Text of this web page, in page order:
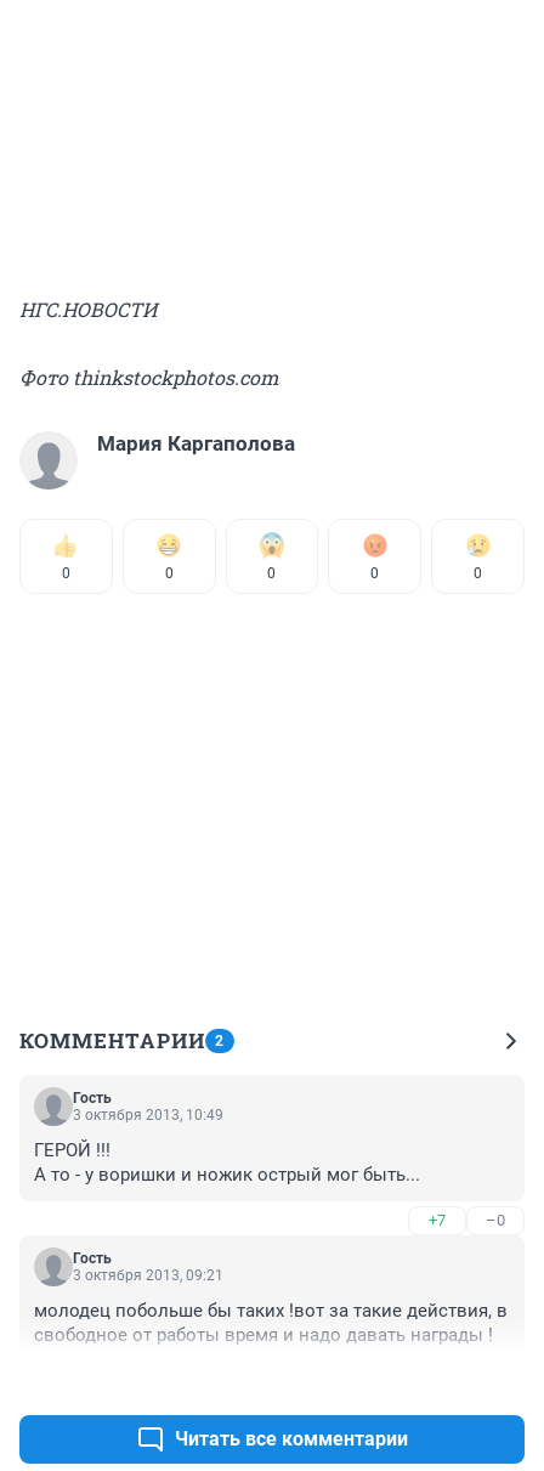
НГС.НОВОСТИ
Фото thinkstockphotos.com
Мария Каргаполова
0 0 0 0 0
КОММЕНТАРИИ 2
Гость
3 октября 2013, 10:49
ГЕРОЙ !!!
А то - у воришки и ножик острый мог быть...
+7 –0
Гость
3 октября 2013, 09:21
молодец побольше бы таких !вот за такие действия, в
свободное от работы время и надо давать награды !
Читать все комментарии